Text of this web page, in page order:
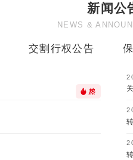
新闻公
NEWS &
交割行权公告